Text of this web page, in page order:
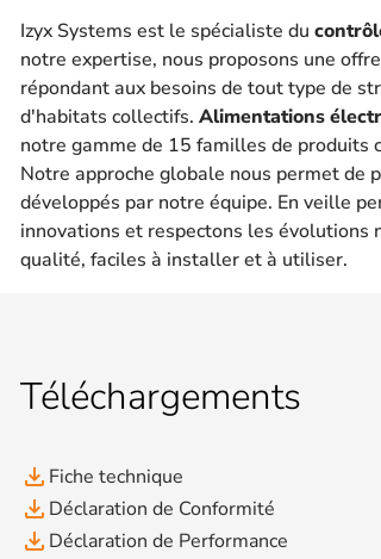
Izyx Systems est le spécialiste du
notre expertise, nous proposons une
répondant aux besoins de tout type de
d'habitats collectifs. Alimentations
notre gamme de 15 familles de produits
Notre approche globale nous permet de
développés par notre équipe. En veille
innovations et respectons les évolutions
qualité, faciles à installer et à utiliser.
Téléchargements
file_download Fiche technique
file_download Déclaration de Conformité
file_download Déclaration de Performance